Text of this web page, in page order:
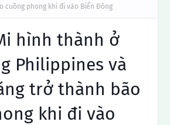
cuồng phong khi đi vào Biển Đông
hình thành ở
Philippines và
trở thành bão
khi đi vào